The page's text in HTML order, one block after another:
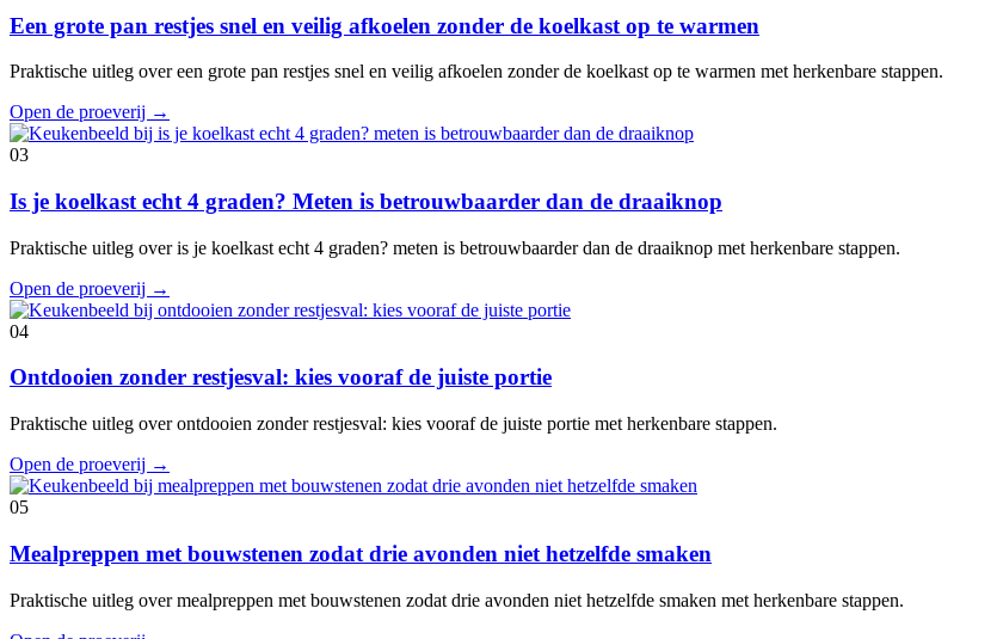
Een grote pan restjes snel en veilig afkoelen zonder de koelkast op te warmen
Praktische uitleg over een grote pan restjes snel en veilig afkoelen zonder de koelkast op te warmen met herkenbare stappen.
Open de proeverij →
03
Is je koelkast echt 4 graden? Meten is betrouwbaarder dan de draaiknop
Praktische uitleg over is je koelkast echt 4 graden? meten is betrouwbaarder dan de draaiknop met herkenbare stappen.
Open de proeverij →
04
Ontdooien zonder restjesval: kies vooraf de juiste portie
Praktische uitleg over ontdooien zonder restjesval: kies vooraf de juiste portie met herkenbare stappen.
Open de proeverij →
05
Mealpreppen met bouwstenen zodat drie avonden niet hetzelfde smaken
Praktische uitleg over mealpreppen met bouwstenen zodat drie avonden niet hetzelfde smaken met herkenbare stappen.